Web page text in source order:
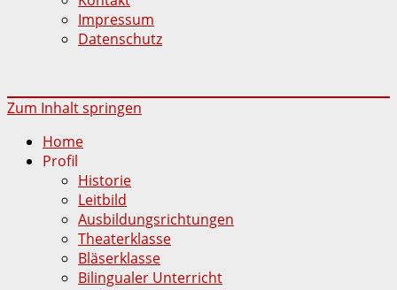
Impressum
Datenschutz
Zum Inhalt springen
Home
Profil
Historie
Leitbild
Ausbildungsrichtungen
Theaterklasse
Bläserklasse
Bilingualer Unterricht